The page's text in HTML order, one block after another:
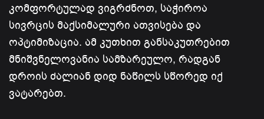
კომფორტულად ვიგრძნოთ, საჭიროა
სივრცის მაქსიმალური ათვისება და
ოპტიმიზაცია. ამ კუთხით განსაკუთრებით
მნიშვნელოვანია სამზარეულო, რადგან
დროის ძალიან დიდ ნაწილს სწორედ იქ
ვატარებთ.